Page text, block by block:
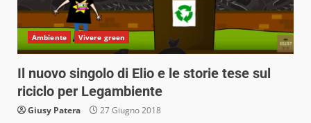
Ambiente Vivere green
Il nuovo singolo di Elio e le storie tese sul
riciclo per Legambiente
Giusy Patera 27 Giugno 2018